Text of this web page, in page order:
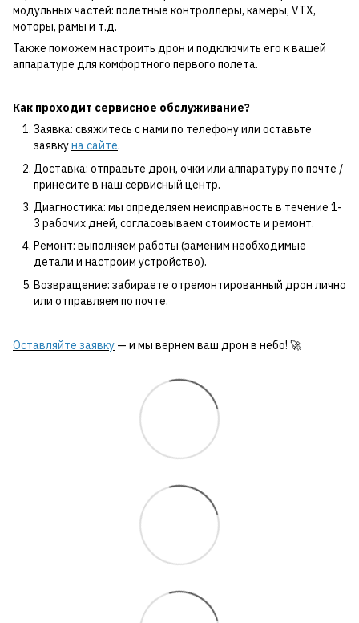
модульных частей: полетные контроллеры, камеры, VTX,
моторы, рамы и т.д.
Также поможем настроить дрон и подключить его к вашей
аппаратуре для комфортного первого полета.
Как проходит сервисное обслуживание?
Заявка: свяжитесь с нами по телефону или оставьте
заявкуна сайте.
Доставка: отправьте дрон, очки или аппаратуру по почте /
принесите в наш сервисный центр.
Диагностика: мы определяем неисправность в течение 1-
3 рабочих дней, согласовываем стоимость и ремонт.
Ремонт: выполняем работы (заменим необходимые
детали и настроим устройство).
Возвращение: забираете отремонтированный дрон лично
или отправляем по почте.
Оставляйте заявку — и мы вернем ваш дрон в небо! 🚀